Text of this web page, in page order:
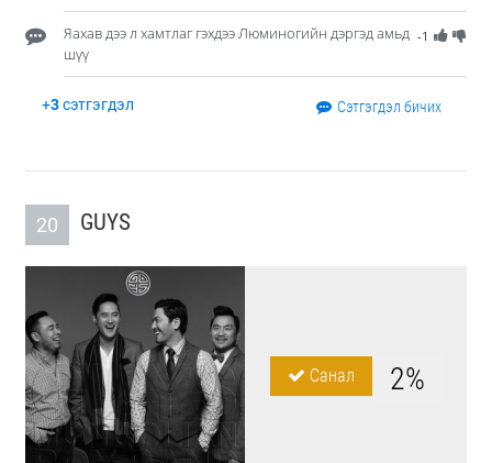
-1
Яахав дээ л хамтлаг гэхдээ Люминогийн дэргэд амьд
шүү
+3сэтгэгдэл Сэтгэгдэл бичих
20 GUYS
Санал 2%